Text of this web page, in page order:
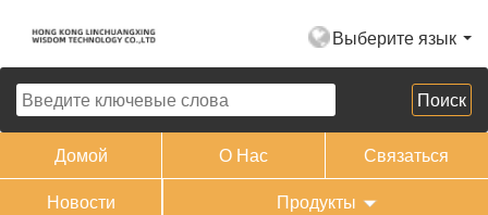
Выберите язык
Домой О Нас
Связаться
Новости
Продукты